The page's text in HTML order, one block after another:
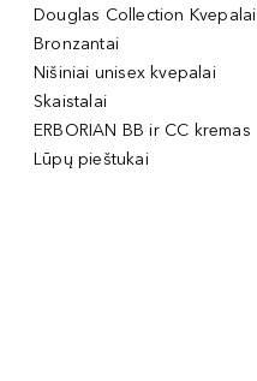
Douglas Collection Kvepalai
Bronzantai
Nišiniai unisex kvepalai
Skaistalai
ERBORIAN BB ir CC kremas
Lūpų pieštukai